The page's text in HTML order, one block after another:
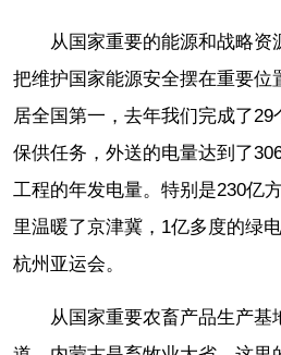
从国家重要的能源和战略资
把维护国家能源安全摆在重要位
居全国第一，去年我们完成了
保供任务，外送的电量达到了
工程的年发电量。特别是230亿
里温暖了京津冀，1亿多度的绿
杭州亚运会。
从国家重要农畜产品生产基